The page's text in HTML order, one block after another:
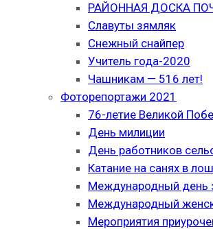
РАЙОННАЯ ДОСКА
Славуты зямляк
Снежный снайпер
Учитель года-2020
Чашникам — 516 лет!
Фоторепортажи 2021
76-летие Великой
День милиции
День работников
Катание на санях в
Международный день
Международный
Мероприятия